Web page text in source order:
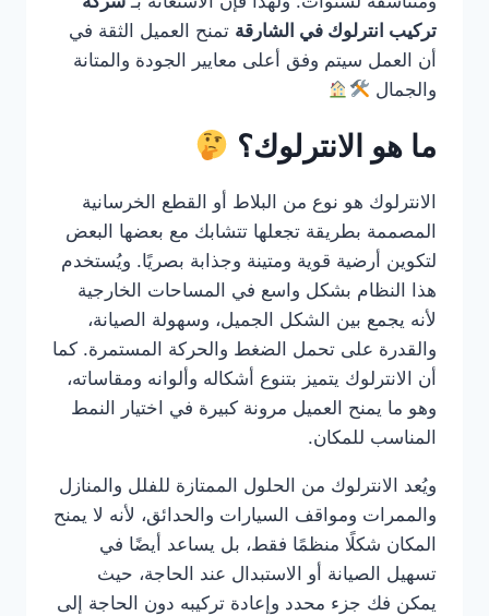
تركيب انترلوك في الشارقة تمنح العميل الثقة في
أن العمل سيتم وفق أعلى معايير الجودة والمتانة
والجمال
ما هو الانترلوك؟
الانترلوك هو نوع من البلاط أو القطع الخرسانية
المصممة بطريقة تجعلها تتشابك مع بعضها البعض
لتكوين أرضية قوية ومتينة وجذابة بصريًا. ويُستخدم
هذا النظام بشكل واسع في المساحات الخارجية
لأنه يجمع بين الشكل الجميل، وسهولة الصيانة،
والقدرة على تحمل الضغط والحركة المستمرة. كما
أن الانترلوك يتميز بتنوع أشكاله وألوانه ومقاساته،
وهو ما يمنح العميل مرونة كبيرة في اختيار النمط
المناسب للمكان.
ويُعد الانترلوك من الحلول الممتازة للفلل والمنازل
والممرات ومواقف السيارات والحدائق، لأنه لا يمنح
المكان شكلًا منظمًا فقط، بل يساعد أيضًا في
تسهيل الصيانة أو الاستبدال عند الحاجة، حيث
يمكن فك جزء محدد وإعادة تركيبه دون الحاجة إلى